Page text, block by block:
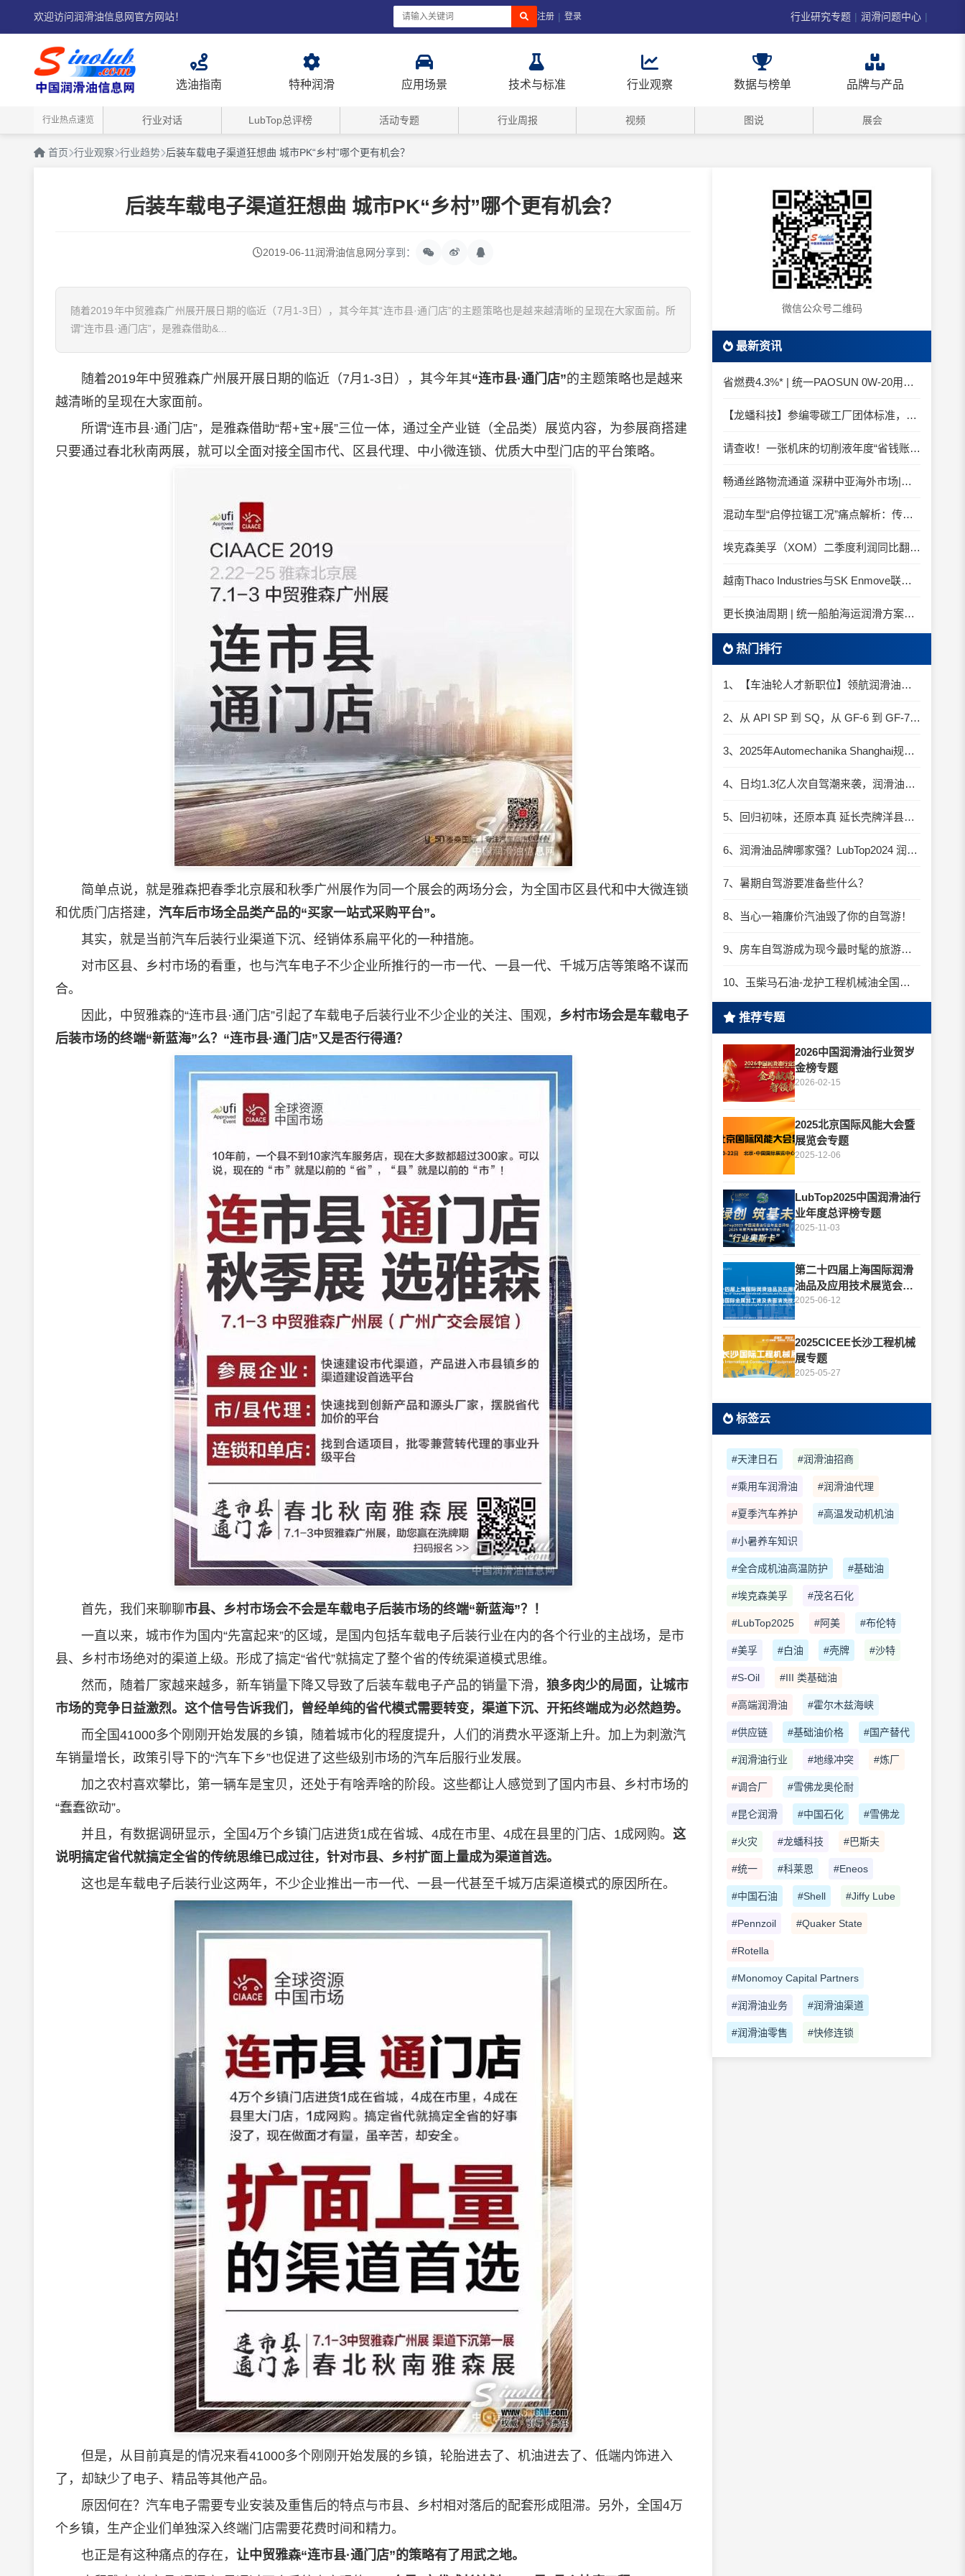
欢迎访问润滑油信息网官方网站！ 注册 | 登录 行业研究专题 | 润滑问题中心 |
选油指南 特种润滑 应用场景 技术与标准 行业观察 数据与榜单 品牌与产品
行业热点速览 行业对话 LubTop总评榜 活动专题 行业周报 视频 图说 展会
首页 行业观察 行业趋势 后装车载电子渠道狂想曲 城市PK“乡村”哪个更有机会？
后装车载电子渠道狂想曲 城市PK“乡村”哪个更有机会？
2019-06-11润滑油信息网分享到：
随着2019年中贸雅森广州展开展日期的临近（7月1-3日），其今年其“连市县·通门店”的主题策略也是越来越清晰的呈现在大家面前。所
谓“连市县·通门店”，是雅森借助&...
随着2019年中贸雅森广州展开展日期的临近（7月1-3日），其今年其“连市县·通门店”的主题策略也是越来
越清晰的呈现在大家面前。
所谓“连市县·通门店”，是雅森借助“帮+宝+展”三位一体，通过全产业链（全品类）展览内容，为参展商搭建
只要通过春北秋南两展，就可以全面对接全国市代、区县代理、中小微连锁、优质大中型门店的平台策略。
简单点说，就是雅森把春季北京展和秋季广州展作为同一个展会的两场分会，为全国市区县代和中大微连锁
和优质门店搭建， 汽车后市场全品类产品的“买家一站式采购平台”。
其实，就是当前汽车后装行业渠道下沉、经销体系扁平化的一种措施。
对市区县、乡村市场的看重，也与汽车电子不少企业所推行的一市一代、一县一代、千城万店等策略不谋而
合。
因此，中贸雅森的“连市县·通门店”引起了车载电子后装行业不少企业的关注、围观， 乡村市场会是车载电子
后装市场的终端“新蓝海”么？“连市县·通门店”又是否行得通？
首先，我们来聊聊市县、乡村市场会不会是车载电子后装市场的终端“新蓝海”？！
一直以来，城市作为国内“先富起来”的区域，是国内包括车载电子后装行业在内的各个行业的主战场，是市
县、乡村市场绝对的渠道上级。形成了搞定“省代”就搞定了整个省的传统渠道模式思维。
然而，随着厂家越来越多，新车销量下降又导致了后装车载电子产品的销量下滑， 狼多肉少的局面，让城市
市场的竞争日益激烈。这个信号告诉我们，曾经单纯的省代模式需要转变，渠道下沉、开拓终端成为必然趋势。
而全国41000多个刚刚开始发展的乡镇，随着城市化的程度提升，人们的消费水平逐渐上升。加上为刺激汽
车销量增长，政策引导下的“汽车下乡”也促进了这些级别市场的汽车后服行业发展。
加之农村喜欢攀比，第一辆车是宝贝，还处于有啥弄啥的阶段。这些都让人感觉到了国内市县、乡村市场的
“蠢蠢欲动”。
并且，有数据调研显示，全国4万个乡镇门店进货1成在省城、4成在市里、4成在县里的门店、1成网购。 这
说明搞定省代就搞定全省的传统思维已成过往，针对市县、乡村扩面上量成为渠道首选。
这也是车载电子后装行业这两年，不少企业推出一市一代、一县一代甚至千城万店渠道模式的原因所在。
但是，从目前真是的情况来看41000多个刚刚开始发展的乡镇，轮胎进去了、机油进去了、低端内饰进入
了，却缺少了电子、精品等其他产品。
原因何在？汽车电子需要专业安装及重售后的特点与市县、乡村相对落后的配套形成阻滞。另外，全国4万
个乡镇，生产企业们单独深入终端门店需要花费时间和精力。
也正是有这种痛点的存在， 让中贸雅森“连市县·通门店”的策略有了用武之地。
微信公众号二维码
最新资讯
省燃费4.3%* | 统一PAOSUN 0W-20用认证和标准说话
【龙蟠科技】参编零碳工厂团体标准，龙蟠科技以绿色智造锚定零碳未来
请查收！一张机床的切削液年度“省钱账单”
畅通丝路物流通道 深耕中亚海外市场|中国石化SINOPEC润滑油北京-阿拉木图图定班列顺利抵达
混动车型“启停拉锯工况”痛点解析：传统机油为何频繁出现油泥堆积？
埃克森美孚（XOM）二季度利润同比翻倍 创2022年以来新高
越南Thaco Industries与SK Enmove联手合作润滑油
更长换油周期 | 统一船舶海运润滑方案与你并肩征服海况运维考验
热门排行
1、【车油轮人才新职位】领航润滑油优质职位招聘
2、从 API SP 到 SQ，从 GF-6 到 GF-7：润滑油技术壁垒再升高，你准备好了吗？
3、2025年Automechanika Shanghai规模再度扩大：首次启用国家会展中心（上海）全部15个展馆
4、日均1.3亿人次自驾潮来袭，润滑油行业解锁增长新密码​
5、回归初味，还原本真 延长壳牌洋县踏春自驾游
6、润滑油品牌哪家强？LubTop2024 润滑油总评榜荣耀张榜
7、暑期自驾游要准备些什么？
8、当心一箱廉价汽油毁了你的自驾游！
9、房车自驾游成为现今最时髦的旅游方式
10、玉柴马石油-龙护工程机械油全国招商丨卓越的品质，专业的品牌！
推荐专题
2026中国润滑油行业贺岁
金榜专题
2026-02-15
2025北京国际风能大会暨
展览会专题
2025-12-06
LubTop2025中国润滑油行
业年度总评榜专题
2025-11-03
第二十四届上海国际润滑
油品及应用技术展览会专
题
2025-06-12
2025CICEE长沙工程机械
展专题
2025-05-27
标签云
#天津日石 #润滑油招商
#乘用车润滑油 #润滑油代理
#夏季汽车养护 #高温发动机机油
#小暑养车知识
#全合成机油高温防护 #基础油
#埃克森美孚 #茂名石化
#LubTop2025 #阿美 #布伦特
#美孚 #白油 #壳牌 #沙特
#S-Oil #III 类基础油
#高端润滑油 #霍尔木兹海峡
#供应链 #基础油价格 #国产替代
#润滑油行业 #地缘冲突 #炼厂
#调合厂 #雪佛龙奥伦耐
#昆仑润滑 #中国石化 #雪佛龙
#火灾 #龙蟠科技 #巴斯夫
#统一 #科莱恩 #Eneos
#中国石油 #Shell #Jiffy Lube
#Pennzoil #Quaker State
#Rotella
#Monomoy Capital Partners
#润滑油业务 #润滑油渠道
#润滑油零售 #快修连锁